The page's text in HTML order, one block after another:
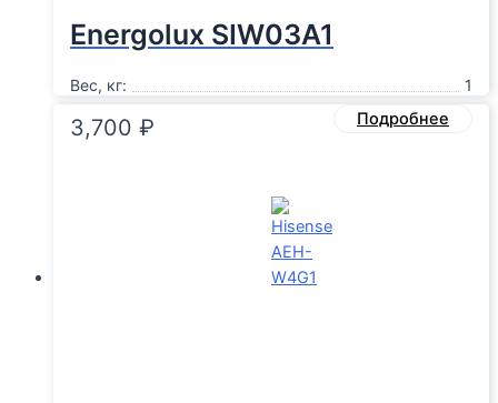
Energolux SIW03A1
Вес, кг: 1
3,700 ₽ Подробнее